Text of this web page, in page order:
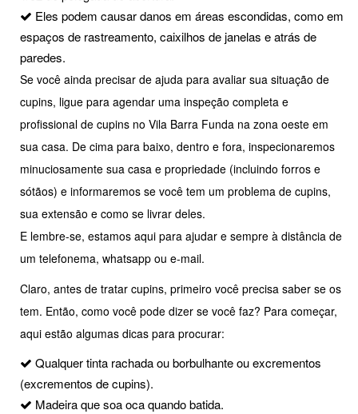
Eles podem causar danos em áreas escondidas, como em
espaços de rastreamento, caixilhos de janelas e atrás de
paredes.
Se você ainda precisar de ajuda para avaliar sua situação de
cupins, ligue para agendar uma inspeção completa e
profissional de cupins no Vila Barra Funda na zona oeste em
sua casa. De cima para baixo, dentro e fora, inspecionaremos
minuciosamente sua casa e propriedade (incluindo forros e
sótãos) e informaremos se você tem um problema de cupins,
sua extensão e como se livrar deles.
E lembre-se, estamos aqui para ajudar e sempre à distância de
um telefonema, whatsapp ou e-mail.
Claro, antes de tratar cupins, primeiro você precisa saber se os
tem. Então, como você pode dizer se você faz? Para começar,
aqui estão algumas dicas para procurar:
Qualquer tinta rachada ou borbulhante ou excrementos
(excrementos de cupins).
Madeira que soa oca quando batida.